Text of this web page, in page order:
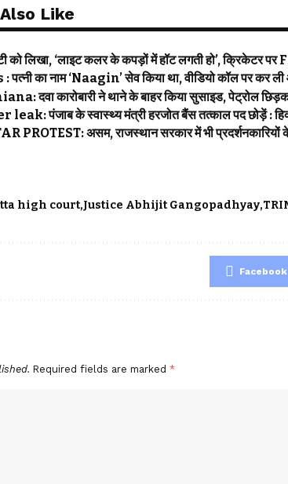
Like
लिखा, ‘लाइट कलर के कपड़ों में हॉट लगती हो’, क्रिकेटर पर
का नाम ‘Naagin’ सेव किया था, वीडियो कॉल पर कर ली
दवा कारोबारी ने थाने के बाहर किया सुसाइड, पेट्रोल
पंजाब के स्वास्थ्य मंत्री हरजोत बैंस तत्काल पद छोड़ें :
PROTEST: असम, राजस्थान सरकार में भी
high court Justice Abhijit Gangopadhyay
Facebook
Required fields are marked *